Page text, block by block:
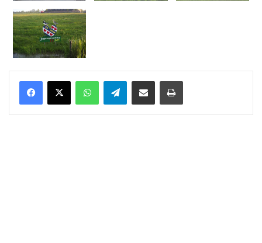
WhatsAppTelegramDelen via Email Print